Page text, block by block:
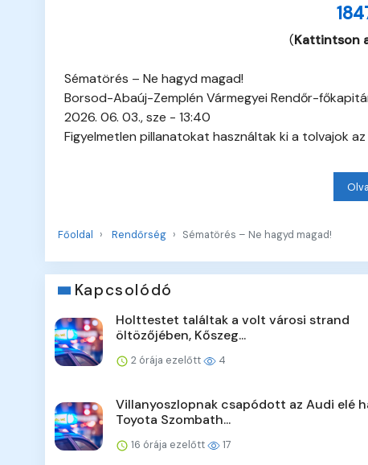
(Kattintson
Sématörés – Ne hagyd magad!
Borsod-Abaúj-Zemplén Vármegyei Rendőr-
2026. 06. 03., sze - 13:40
Figyelmetlen pillanatokat használtak ki a tolvajok
Főoldal Rendőrség Sématörés – Ne hagyd magad!
Kapcsolódó
Holttestet találtak a volt városi strand
öltözőjében, Kőszeg...
2 órája ezelőtt 4
Villanyoszlopnak csapódott az Audi elé
Toyota Szombath...
16 órája ezelőtt 17